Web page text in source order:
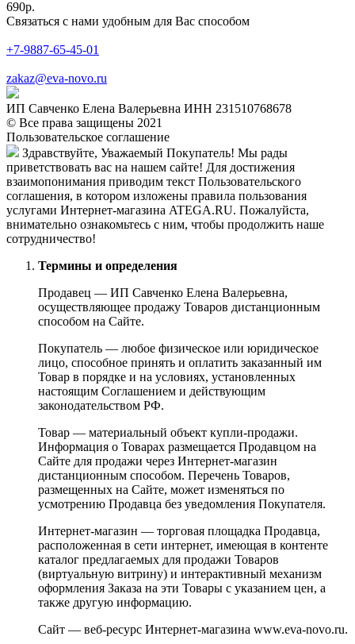
690р.
Связаться с нами удобным для Вас способом
+7-9887-65-45-01
zakaz@eva-novo.ru
ИП Савченко Елена Валерьевна ИНН 231510768678
© Все права защищены 2021
Пользовательское соглашение
Здравствуйте, Уважаемый Покупатель! Мы рады
приветствовать вас на нашем сайте! Для достижения
взаимопонимания приводим текст Пользовательского
соглашения, в котором изложены правила пользования
услугами Интернет-магазина ATEGA.RU. Пожалуйста,
внимательно ознакомьтесь с ним, чтобы продолжить наше
сотрудничество!
Термины и определения
Продавец — ИП Савченко Елена Валерьевна,
осуществляющее продажу Товаров дистанционным
способом на Сайте.
Покупатель — любое физическое или юридическое
лицо, способное принять и оплатить заказанный им
Товар в порядке и на условиях, установленных
настоящим Соглашением и действующим
законодательством РФ.
Товар — материальный объект купли-продажи.
Информация о Товарах размещается Продавцом на
Сайте для продажи через Интернет-магазин
дистанционным способом. Перечень Товаров,
размещенных на Сайте, может изменяться по
усмотрению Продавца без уведомления Покупателя.
Интернет-магазин — торговая площадка Продавца,
расположенная в сети интернет, имеющая в контенте
каталог предлагаемых для продажи Товаров
(виртуальную витрину) и интерактивный механизм
оформления Заказа на эти Товары с указанием цен, а
также другую информацию.
Сайт — веб-ресурс Интернет-магазина www.eva-novo.ru.